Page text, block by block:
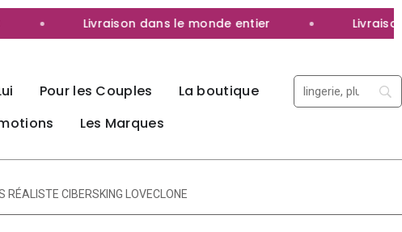
Livraison dans le monde entier Livraison
Pour les Couples
La boutique
Les Marques
CIBERSKING LOVECLONE